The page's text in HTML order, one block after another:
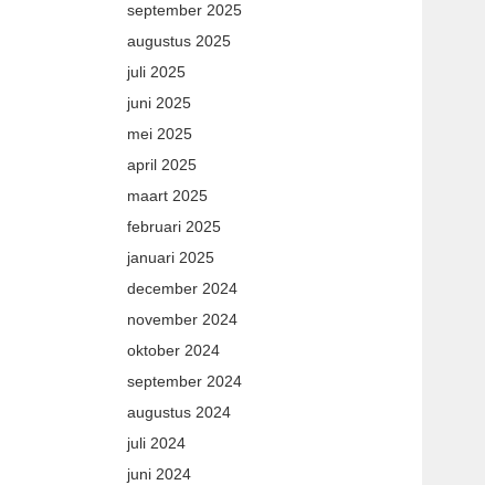
september 2025
augustus 2025
juli 2025
juni 2025
mei 2025
april 2025
maart 2025
februari 2025
januari 2025
december 2024
november 2024
oktober 2024
september 2024
augustus 2024
juli 2024
juni 2024